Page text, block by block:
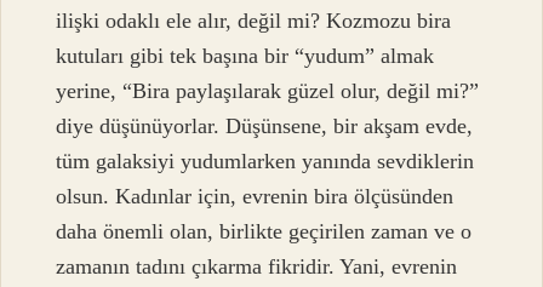
ilişki odaklı ele alır, değil mi? Kozmozu bira
kutuları gibi tek başına bir “yudum” almak
yerine, “Bira paylaşılarak güzel olur, değil mi?”
diye düşünüyorlar. Düşünsene, bir akşam evde,
tüm galaksiyi yudumlarken yanında sevdiklerin
olsun. Kadınlar için, evrenin bira ölçüsünden
daha önemli olan, birlikte geçirilen zaman ve o
zamanın tadını çıkarma fikridir. Yani, evrenin